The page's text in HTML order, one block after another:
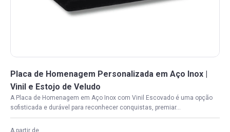
Placa de Homenagem Personalizada em Aço Inox |
Vinil e Estojo de Veludo
A Placa de Homenagem em Aço Inox com Vinil Escovado é uma opção
sofisticada e durável para reconhecer conquistas, premiar...
A partir de